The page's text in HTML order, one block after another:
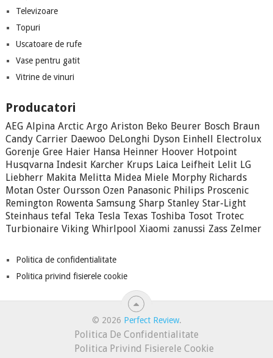
Televizoare
Topuri
Uscatoare de rufe
Vase pentru gatit
Vitrine de vinuri
Producatori
AEG Alpina Arctic Argo Ariston Beko Beurer Bosch Braun
Candy Carrier Daewoo DeLonghi Dyson Einhell Electrolux
Gorenje Gree Haier Hansa Heinner Hoover Hotpoint
Husqvarna Indesit Karcher Krups Laica Leifheit Lelit LG
Liebherr Makita Melitta Midea Miele Morphy Richards
Motan Oster Oursson Ozen Panasonic Philips Proscenic
Remington Rowenta Samsung Sharp Stanley Star-Light
Steinhaus tefal Teka Tesla Texas Toshiba Tosot Trotec
Turbionaire Viking Whirlpool Xiaomi zanussi Zass Zelmer
Politica de confidentialitate
Politica privind fisierele cookie
© 2026 Perfect Review.
Politica De Confidentialitate
Politica Privind Fisierele Cookie